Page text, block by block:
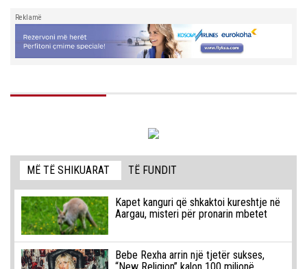
Reklamë
MË TË SHIKUARAT TË FUNDIT
Kapet kanguri që shkaktoi kureshtje në
Aargau, misteri për pronarin mbetet
Bebe Rexha arrin një tjetër sukses,